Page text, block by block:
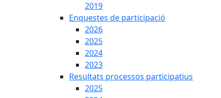
2019
Enquestes de participació
2026
2025
2024
2023
Resultats processos participatius
2025